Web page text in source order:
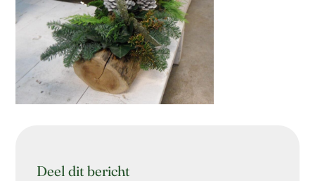
Deel dit bericht